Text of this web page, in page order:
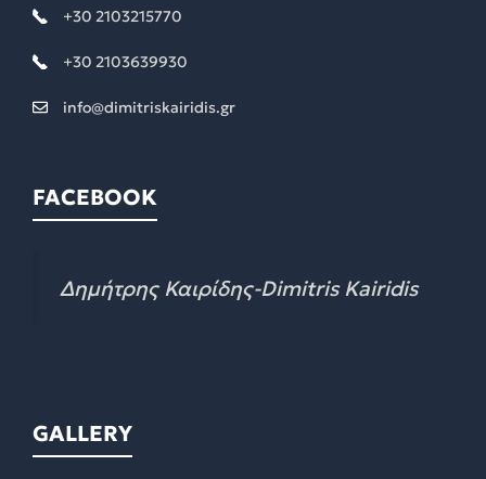
+30 2103215770
+30 2103639930
info@dimitriskairidis.gr
FACEBOOK
Δημήτρης Καιρίδης-Dimitris Kairidis
GALLERY